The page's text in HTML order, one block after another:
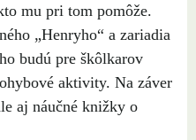
mu pri tom pomôže.
„Henryho“ a zariadia
budú pre škôlkarov
aktivity. Na záver
aj náučné knižky o